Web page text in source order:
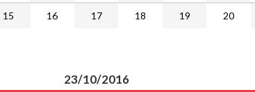
15 16 17 18 19 20
23/10/2016